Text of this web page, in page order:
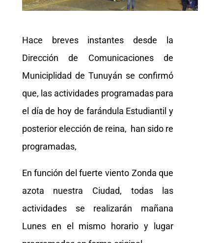
Hace breves instantes desde la
Dirección de Comunicaciones de
Municiplidad de Tunuyán se confirmó
que, las actividades programadas para
el día de hoy de farándula Estudiantil y
posterior elección de reina, han sido re
programadas,
En función del fuerte viento Zonda que
azota nuestra Ciudad, todas las
actividades se realizarán mañana
Lunes en el mismo horario y lugar